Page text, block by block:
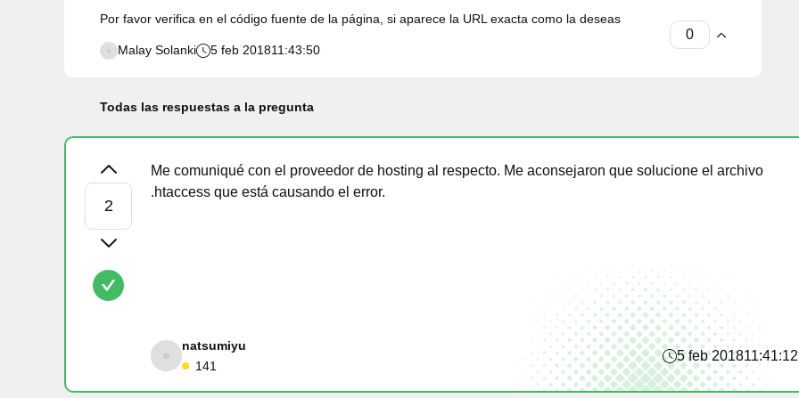
Por favor verifica en el código fuente de la página, si aparece la URL exacta como la deseas
Malay Solanki 5 feb 201811:43:50
Todas las respuestas a la pregunta
Me comuniqué con el proveedor de hosting al respecto. Me aconsejaron que solucione el archivo
.htaccess que está causando el error.
natsumiyu
141
5 feb 201811:41:12